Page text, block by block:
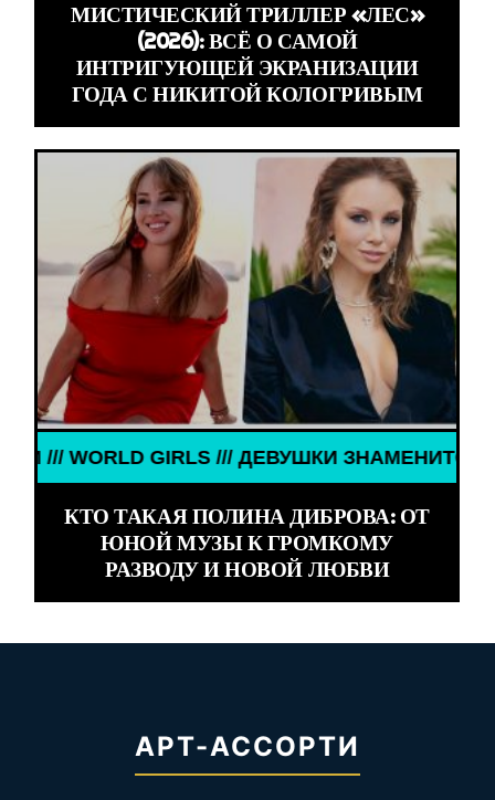
МИСТИЧЕСКИЙ ТРИЛЛЕР «ЛЕС»
(2026): ВСЁ О САМОЙ
ИНТРИГУЮЩЕЙ ЭКРАНИЗАЦИИ
ГОДА С НИКИТОЙ КОЛОГРИВЫМ
/// WORLD GIRLS /// ДЕВУШКИ
КТО ТАКАЯ ПОЛИНА ДИБРОВА: ОТ
ЮНОЙ МУЗЫ К ГРОМКОМУ
РАЗВОДУ И НОВОЙ ЛЮБВИ
АРТ-АССОРТИ